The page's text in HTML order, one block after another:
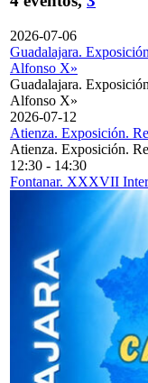
2026-07-06
Guadalajara.
Alfonso X»
Guadalajara.
Alfonso X»
2026-07-12
Atienza. Exposición.
Atienza. Exposición.
12:30 - 14:30
Fontanar. XXXVII